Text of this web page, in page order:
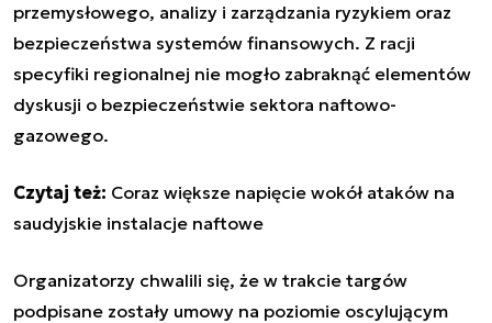
przemysłowego, analizy i zarządzania ryzykiem oraz
bezpieczeństwa systemów finansowych. Z racji
specyfiki regionalnej nie mogło zabraknąć elementów
dyskusji o bezpieczeństwie sektora naftowo-
gazowego.
Czytaj też: Coraz większe napięcie wokół ataków na
saudyjskie instalacje naftowe
Organizatorzy chwalili się, że w trakcie targów
podpisane zostały umowy na poziomie oscylującym